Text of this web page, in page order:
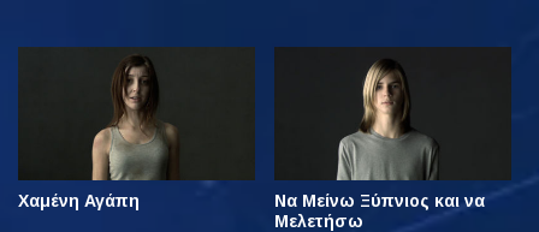
Χαμένη Αγάπη
Να Μείνω Ξύπνιος και να
Μελετήσω